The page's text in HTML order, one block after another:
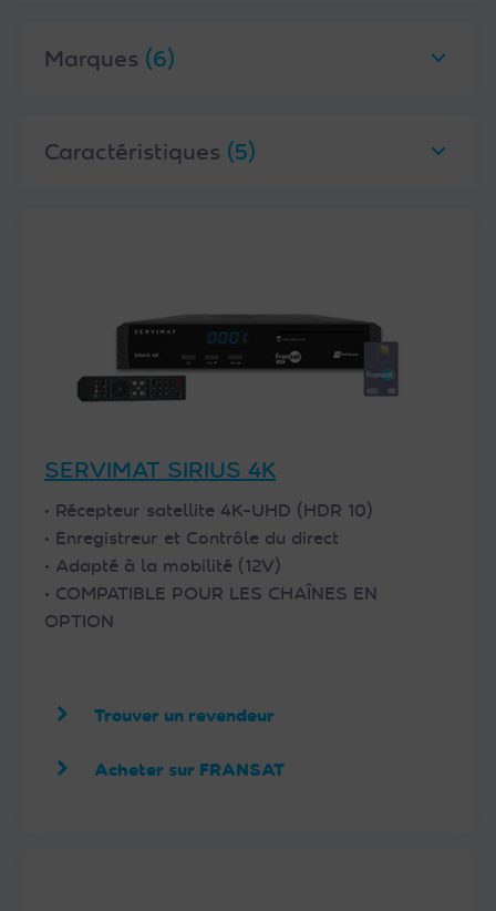
Marques (6)
Caractéristiques (5)
SERVIMAT SIRIUS 4K
• Récepteur satellite 4K-UHD (HDR 10)
• Enregistreur et Contrôle du direct
• Adapté à la mobilité (12V)
• COMPATIBLE POUR LES CHAÎNES EN
OPTION
Trouver un revendeur
Acheter sur FRANSAT